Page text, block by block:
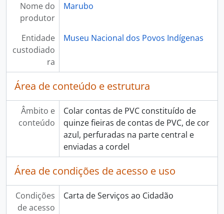
Nome do
produtor
Marubo
Entidade
custodiado
ra
Museu Nacional dos Povos Indígenas
Área de conteúdo e estrutura
Âmbito e
conteúdo
Colar contas de PVC constituído de
quinze fieiras de contas de PVC, de cor
azul, perfuradas na parte central e
enviadas a cordel
Área de condições de acesso e uso
Condições
de acesso
Carta de Serviços ao Cidadão